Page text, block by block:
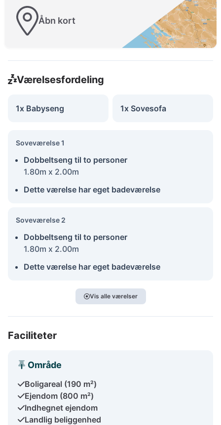
Åbn kort
Værelsesfordeling
1x Babyseng 1x Sovesofa
Soveværelse 1
Dobbeltseng til to personer
1.80m x 2.00m
Dette værelse har eget badeværelse
Soveværelse 2
Dobbeltseng til to personer
1.80m x 2.00m
Dette værelse har eget badeværelse
Vis alle værelser
Faciliteter
Område
Boligareal (190 m²)
Ejendom (800 m²)
Indhegnet ejendom
Landlig beliggenhed